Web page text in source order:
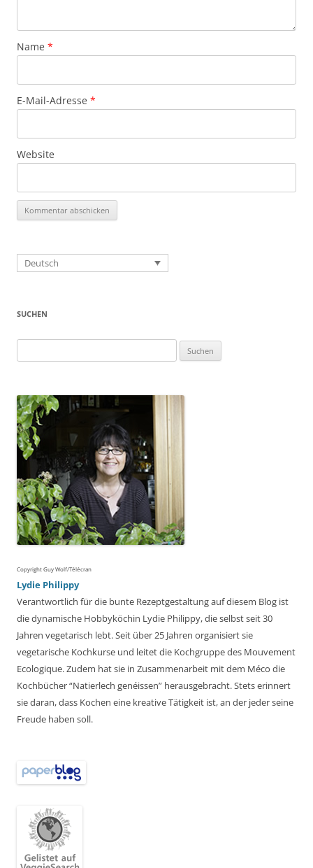
Name *
E-Mail-Adresse *
Website
Deutsch
SUCHEN
nach:
Copyright Guy Wolf/Télécran
Lydie Philippy
Verantwortlich für die bunte Rezeptgestaltung auf diesem Blog ist
die dynamische Hobbyköchin Lydie Philippy, die selbst seit 30
Jahren vegetarisch lebt. Seit über 25 Jahren organisiert sie
vegetarische Kochkurse und leitet die Kochgruppe des Mouvement
Ecologique. Zudem hat sie in Zusammenarbeit mit dem Méco die
Kochbücher “Natierlech genéissen” herausgebracht. Stets erinnert
sie daran, dass Kochen eine kreative Tätigkeit ist, an der jeder seine
Freude haben soll.